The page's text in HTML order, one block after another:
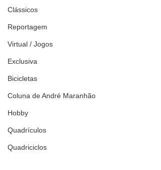
Clássicos
Reportagem
Virtual / Jogos
Exclusiva
Bicicletas
Coluna de André Maranhão
Hobby
Quadrículos
Quadriciclos